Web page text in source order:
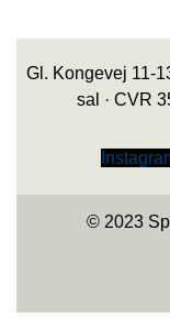
Gl. Kongevej 11-
sal · CVR
© 2023